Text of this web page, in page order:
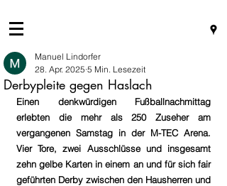
Derbypleite gegen Haslach
Manuel Lindorfer
28. Apr. 2025 5 Min. Lesezeit
Einen denkwürdigen Fußballnachmittag
erlebten die mehr als 250 Zuseher am
vergangenen Samstag in der M-TEC Arena.
Vier Tore, zwei Ausschlüsse und insgesamt
zehn gelbe Karten in einem an und für sich fair
geführten Derby zwischen den Hausherren und